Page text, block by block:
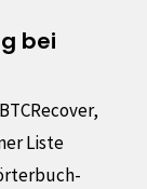
bei
Liste